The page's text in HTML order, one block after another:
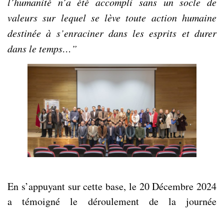
valeurs sur lequel se lève toute action humaine
destinée à s’enraciner dans les esprits et durer
dans le temps…”
En s’appuyant sur cette base, le 20 Décembre 2024
a témoigné le déroulement de la journée